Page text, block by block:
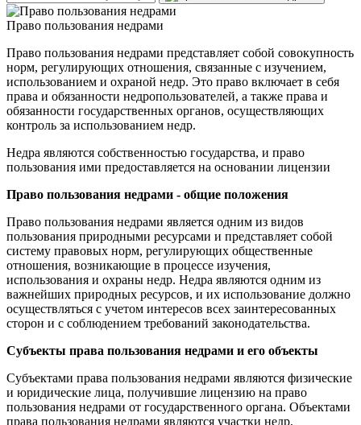
Право пользования недрами
Право пользования недрами представляет собой совокупность
норм, регулирующих отношения, связанные с изучением,
использованием и охраной недр. Это право включает в себя
права и обязанности недропользователей, а также права и
обязанности государственных органов, осуществляющих
контроль за использованием недр.
Недра являются собственностью государства, и право
пользования ими предоставляется на основании лицензии
Право пользования недрами - общие положения
Право пользования недрами является одним из видов
пользования природными ресурсами и представляет собой
систему правовых норм, регулирующих общественные
отношения, возникающие в процессе изучения,
использования и охраны недр. Недра являются одним из
важнейших природных ресурсов, и их использование должно
осуществляться с учетом интересов всех заинтересованных
сторон и с соблюдением требований законодательства.
Субъекты права пользования недрами и его объекты
Субъектами права пользования недрами являются физические
и юридические лица, получившие лицензию на право
пользования недрами от государственного органа. Объектами
права пользования недрами являются участки недр,